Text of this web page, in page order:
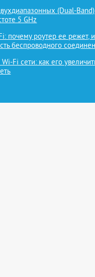
(Dual-
5 GHz
почему роутер ее режет,
беспроводного
Fi сети: как его